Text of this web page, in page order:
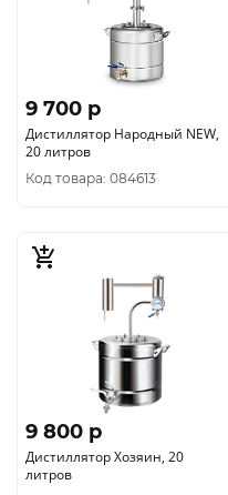
9 700 p
Дистиллятор Народный NEW,
20 литров
Код товара: 084613
9 800 p
Дистиллятор Хозяин, 20
литров